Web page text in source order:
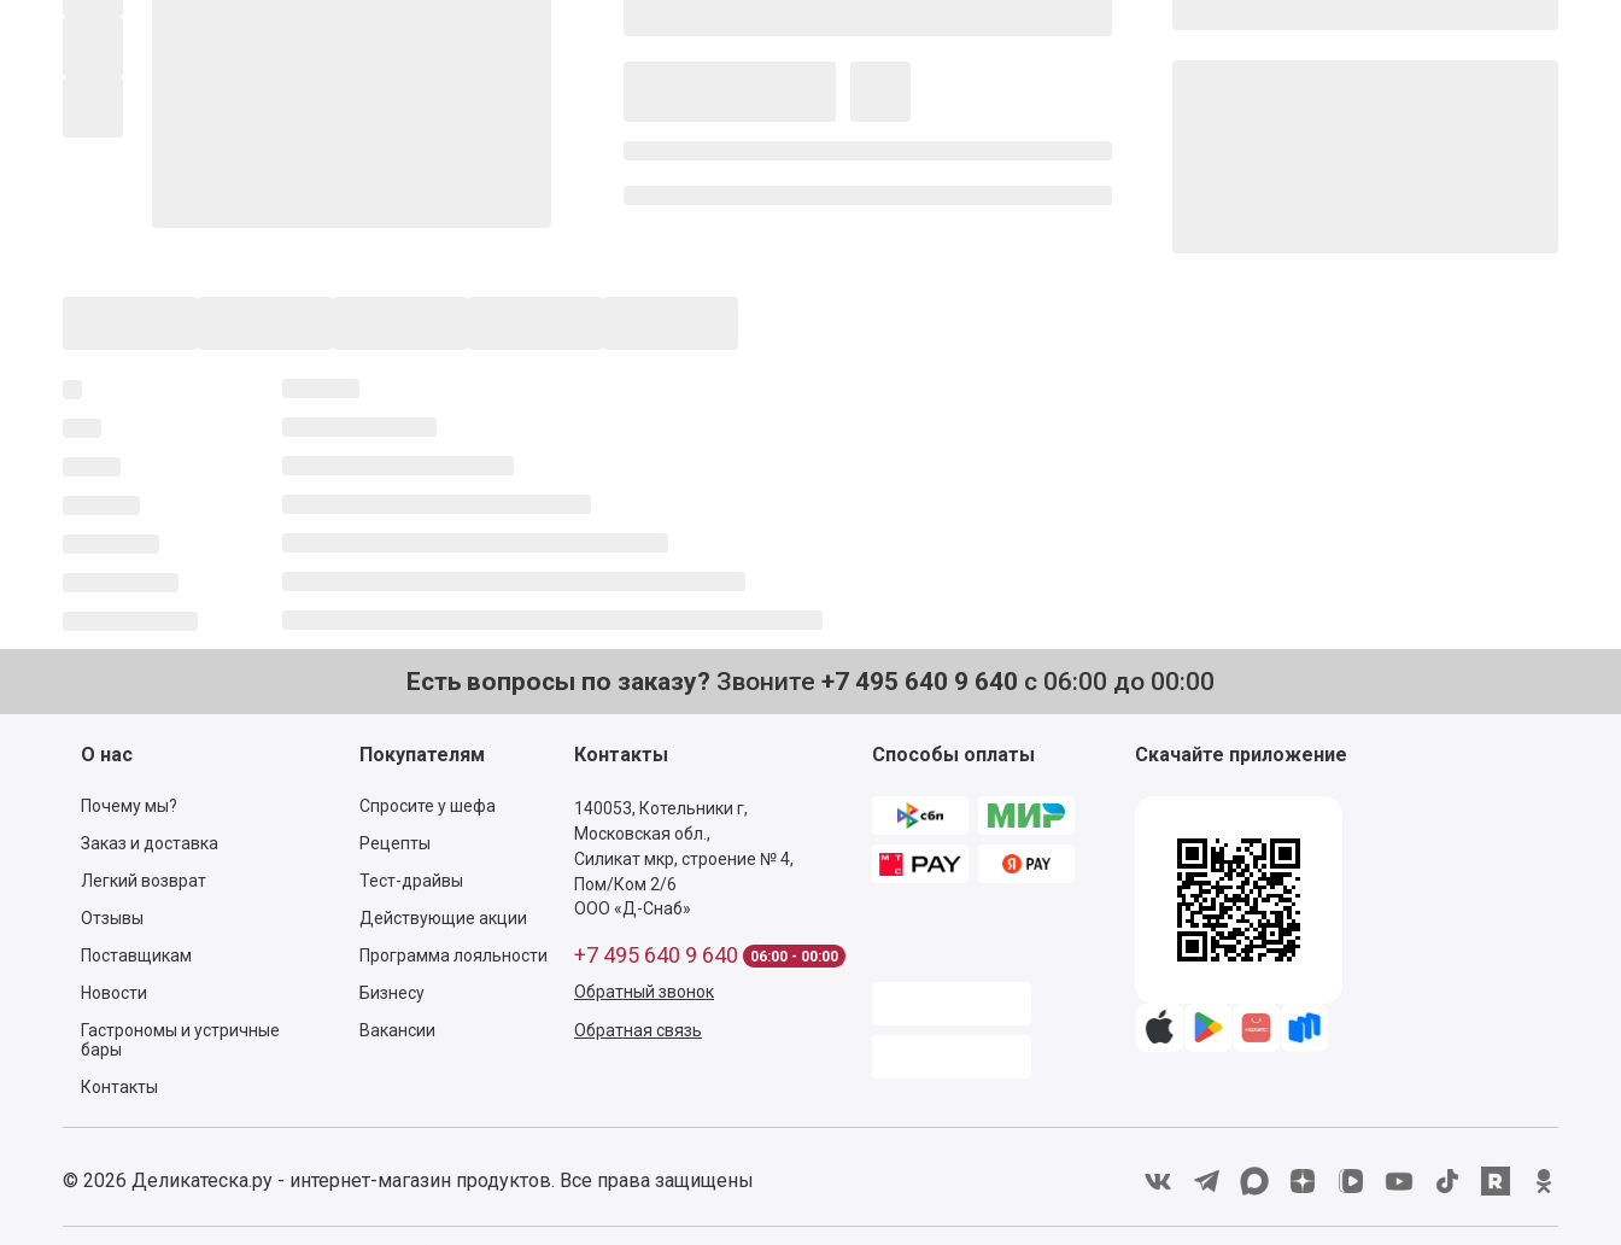
Есть вопросы по заказу? Звоните +7 495 640 9 640 с 06:00 до 00:00
О нас
Почему мы?
Заказ и доставка
Легкий возврат
Отзывы
Поставщикам
Новости
Гастрономы и устричные
бары
Контакты
Покупателям
Спросите у шефа
Рецепты
Тест-драйвы
Действующие акции
Программа лояльности
Бизнесу
Вакансии
Контакты
140053, Котельники г,
Московская обл.,
Силикат мкр, строение № 4,
Пом/Ком 2/6
ООО «Д-Снаб»
+7 495 640 9 640 06:00 - 00:00
Обратный звонок
Обратная связь
Способы оплаты Скачайте приложение
© 2026 Деликатеска.ру - интернет-магазин продуктов. Все права защищены